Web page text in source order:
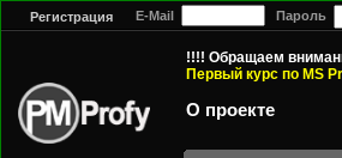
Регистрация E-Mail Пароль
!!!! Обращаем
Первый курс по MS
О проекте